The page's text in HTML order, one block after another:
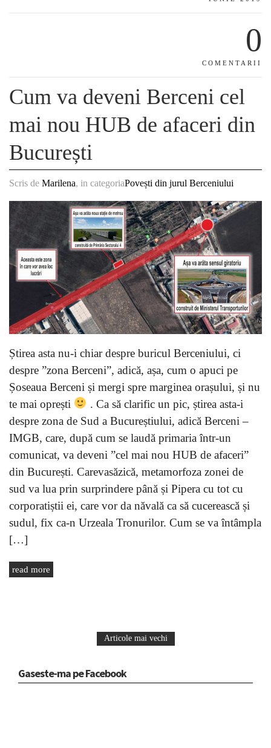
0
COMENTARII
Cum va deveni Berceni cel
mai nou HUB de afaceri din
București
Scris de Marilena, in categoriaPovești din jurul Berceniului
Știrea asta nu-i chiar despre buricul Berceniului, ci
despre ”zona Berceni”, adică, așa, cum o apuci pe
Șoseaua Berceni și mergi spre marginea orașului, și nu
te mai oprești
. Ca să clarific un pic, știrea asta-i
despre zona de Sud a Bucureștiului, adică Berceni –
IMGB, care, după cum se laudă primaria într-un
comunicat, va deveni ”cel mai nou HUB de afaceri”
din București. Carevasăzică, metamorfoza zonei de
sud va lua prin surprindere până și Pipera cu tot cu
corporatiștii ei, care vor da năvală ca să cucerească și
sudul, fix ca-n Urzeala Tronurilor. Cum se va întâmpla
[…]
read more
Articole mai vechi
Gaseste-ma pe Facebook